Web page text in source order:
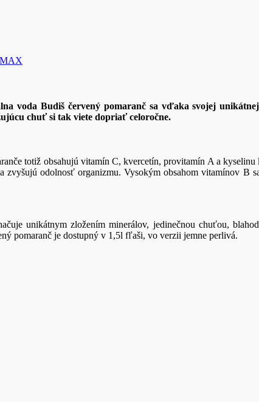
MAX
voda Budiš červený pomaranč sa vďaka svojej
chuť si tak viete dopriať celoročne.
totiž obsahujú vitamín C, kvercetín, provitamín A a
odolnosť organizmu. Vysokým obsahom vitamínov B
unikátnym zložením minerálov, jedinečnou chuťou,
pomaranč je dostupný v 1,5l fľaši, vo verzii jemne perlivá.